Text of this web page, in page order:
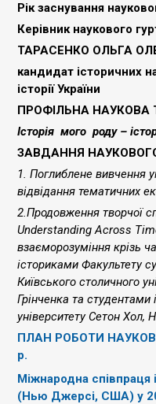
Рік заснування
Керівник наукового
ТАРАСЕНКО ОЛЬГА
кандидат історичних
історії України
ПРОФІЛЬНА НАУКОВА
Історія мого роду –
ЗАВДАННЯ
1. Поглиблене вивчення
відвідання тематичних
2.Продовження творчої
Understanding Across
взаєморозуміння крізь
істориками Факультету
Київського столичного
Грінченка та
університету Сетон
ПЛАН РОБОТИ
р.
Міжнародна співпраця
(Нью Джерсі, США) у